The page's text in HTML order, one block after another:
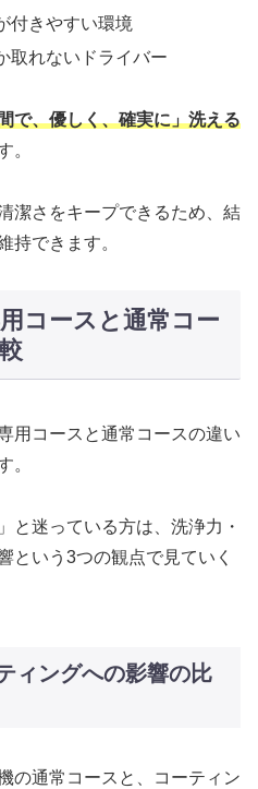
付きやすい環境
取れないドライバー
で、優しく、確実に」洗える
。
潔さをキープできるため、結
持できます。
コースと通常コー
用コースと通常コースの違い
。
と迷っている方は、洗浄力・
という3つの観点で見ていく
ィングへの影響の比
の通常コースと、コーティン